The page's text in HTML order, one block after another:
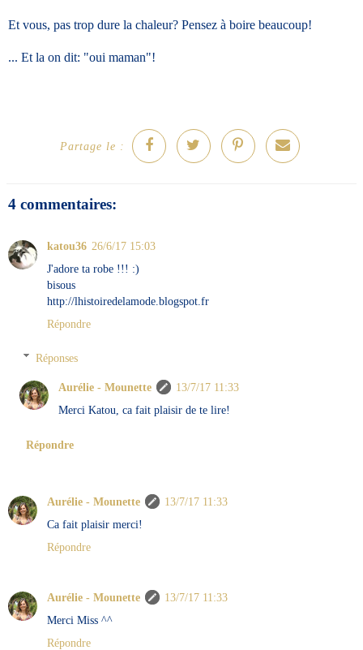
Et vous, pas trop dure la chaleur? Pensez à boire beaucoup!
... Et la on dit: "oui maman"!
Partage le :
4 commentaires:
katou36 26/6/17 15:03
J'adore ta robe !!! :)
bisous
http://lhistoiredelamode.blogspot.fr
Répondre
Réponses
Aurélie - Mounette
13/7/17 11:33
Merci Katou, ca fait plaisir de te lire!
Répondre
Aurélie - Mounette
13/7/17 11:33
Ca fait plaisir merci!
Répondre
Aurélie - Mounette
13/7/17 11:33
Merci Miss ^^
Répondre